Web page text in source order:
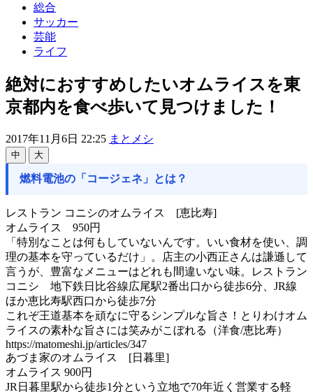
総合
サッカー
芸能
ライフ
絶対におすすめしたいオムライスを東
京都内を食べ歩いて見つけました！
2017年11月6日 22:25 まとメシ
中 大
燃料電池の「コージェネ」とは？
レストラン コニシのオムライス [恵比寿]
オムライス 950円
「特別なことは何もしていないんです。いい食材を使い、調
理の基本を守っているだけ」。店主の小西正さんは謙遜して
言うが、豊富なメニューはどれも間違いない味。レストラン
コニシ 地下鉄日比谷線広尾駅2番出口から徒歩6分、JR線
ほか恵比寿駅西口から徒歩7分
これぞ王道基本を頑なに守るシンプルな旨さ！とりわけオム
ライスの素朴な旨さには笑みがこぼれる（洋食/恵比寿）
https://matomeshi.jp/articles/347
あづま家のオムライス [日暮里]
オムライス 900円
JR日暮里駅から徒歩1分という立地で70年近く営業する軽